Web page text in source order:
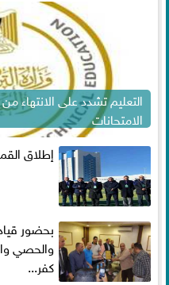
الامتحانات
إطلاق
بحضور
والحصي
كفر...